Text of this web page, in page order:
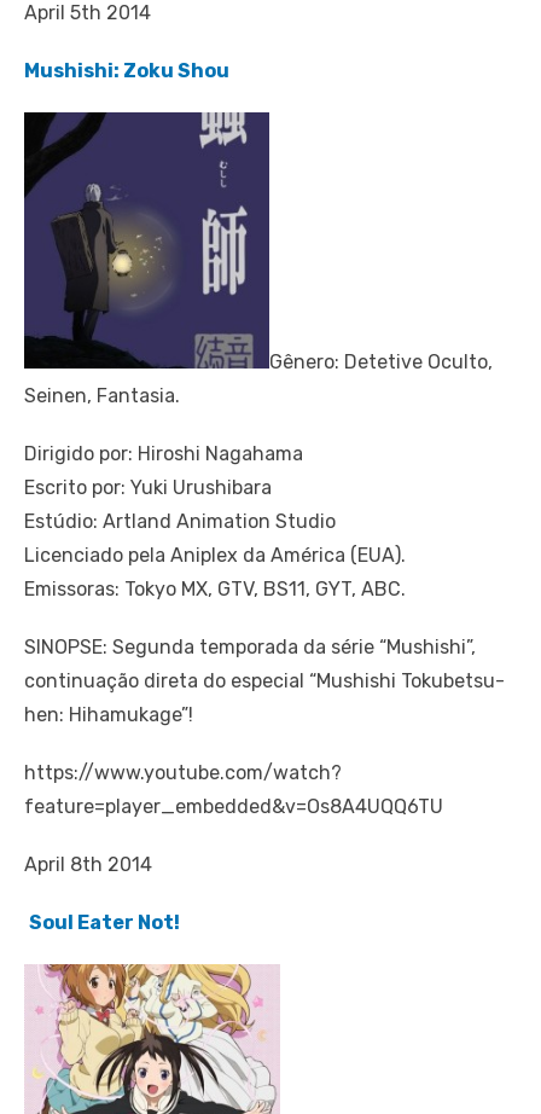
April 5th 2014
Mushishi: Zoku Shou
Gênero: Detetive Oculto,
Seinen, Fantasia.
Dirigido por: Hiroshi Nagahama
Escrito por: Yuki Urushibara
Estúdio: Artland Animation Studio
Licenciado pela Aniplex da América (EUA).
Emissoras: Tokyo MX, GTV, BS11, GYT, ABC.
SINOPSE: Segunda temporada da série “Mushishi”,
continuação direta do especial “Mushishi Tokubetsu-
hen: Hihamukage”!
https://www.youtube.com/watch?
feature=player_embedded&v=Os8A4UQQ6TU
April 8th 2014
Soul Eater Not!